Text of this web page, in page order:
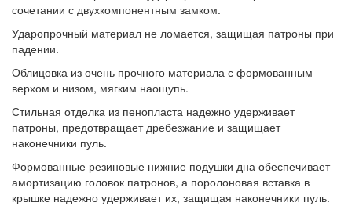
сочетании с двухкомпонентным замком.
Ударопрочный материал не ломается, защищая патроны при
падении.
Облицовка из очень прочного материала с формованным
верхом и низом, мягким наощупь.
Стильная отделка из пенопласта надежно удерживает
патроны, предотвращает дребезжание и защищает
наконечники пуль.
Формованные резиновые нижние подушки дна обеспечивает
амортизацию головок патронов, а поролоновая вставка в
крышке надежно удерживает их, защищая наконечники пуль.